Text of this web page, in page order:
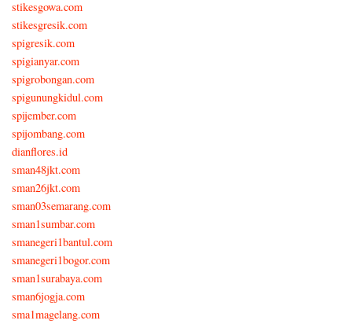
stikesgowa.com
stikesgresik.com
spigresik.com
spigianyar.com
spigrobongan.com
spigunungkidul.com
spijember.com
spijombang.com
dianflores.id
sman48jkt.com
sman26jkt.com
sman03semarang.com
sman1sumbar.com
smanegeri1bantul.com
smanegeri1bogor.com
sman1surabaya.com
sman6jogja.com
sma1magelang.com